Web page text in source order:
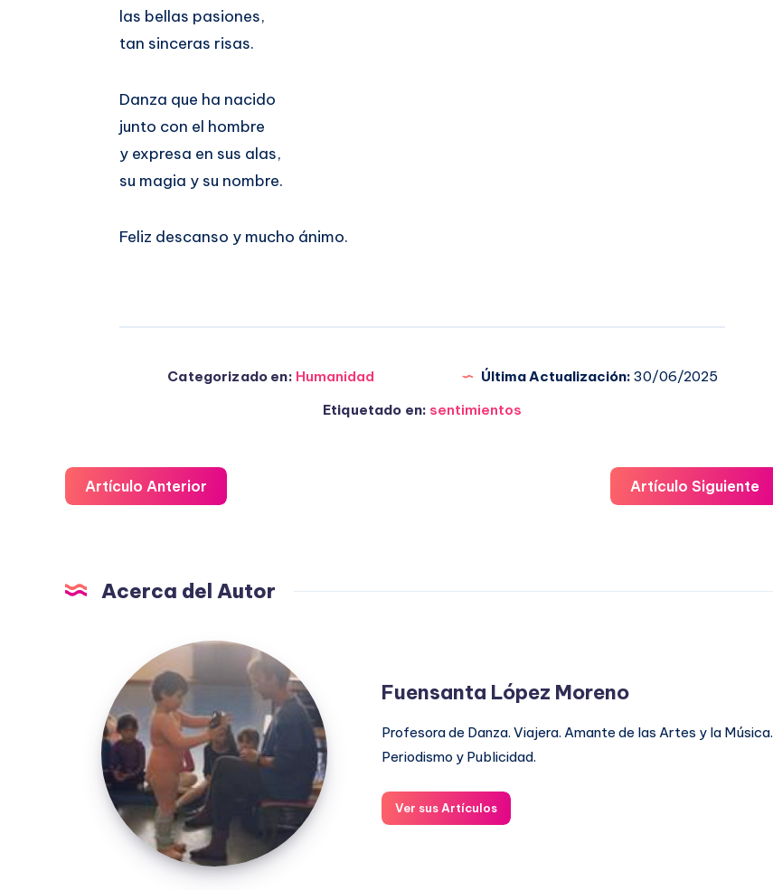
las bellas pasiones,
tan sinceras risas.
Danza que ha nacido
junto con el hombre
y expresa en sus alas,
su magia y su nombre.
Feliz descanso y mucho ánimo.
Categorizado en: Humanidad Última Actualización: 30/06/2025
Etiquetado en: sentimientos
Artículo Anterior Artículo Siguiente
Acerca del Autor
Fuensanta
López
Moreno
Fuensanta López Moreno
Profesora de Danza. Viajera. Amante de las Artes y la Música.
Periodismo y Publicidad.
Ver sus Artículos